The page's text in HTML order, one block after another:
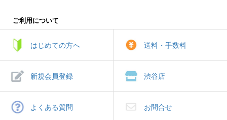
ご利用について
はじめての方へ 送料・手数料
新規会員登録 渋谷店
よくある質問 お問合せ